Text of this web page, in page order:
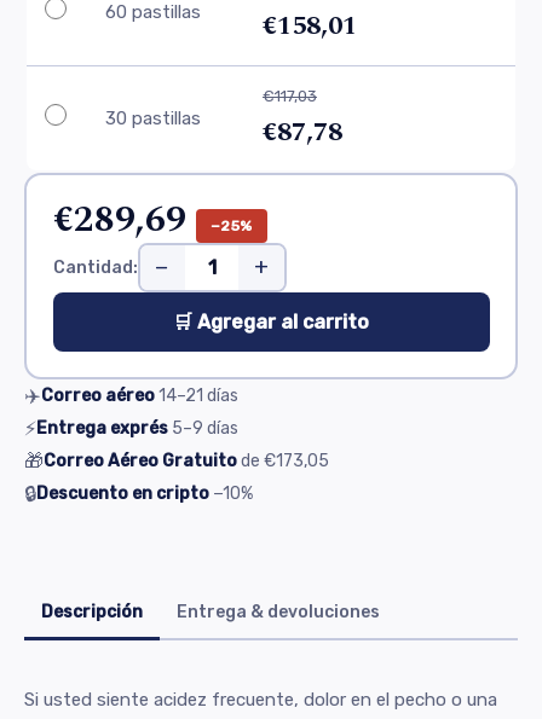
60 pastillas €158,01
30 pastillas
€117,03
€87,78
€289,69 −25%
Cantidad: − +
🛒 Agregar al carrito
✈️Correo aéreo14–21 días
⚡Entrega exprés 5–9 días
🎁Correo Aéreo Gratuitode €173,05
🔒Descuento en cripto −10%
Descripción Entrega & devoluciones
Si usted siente acidez frecuente, dolor en el pecho o una